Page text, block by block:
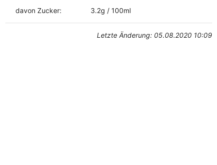
davon Zucker: 3.2g / 100ml
Letzte Änderung: 05.08.2020 10:09